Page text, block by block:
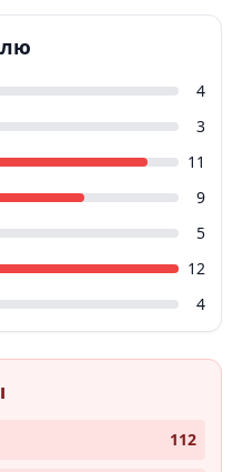
4
3
11
9
5
12
4
112